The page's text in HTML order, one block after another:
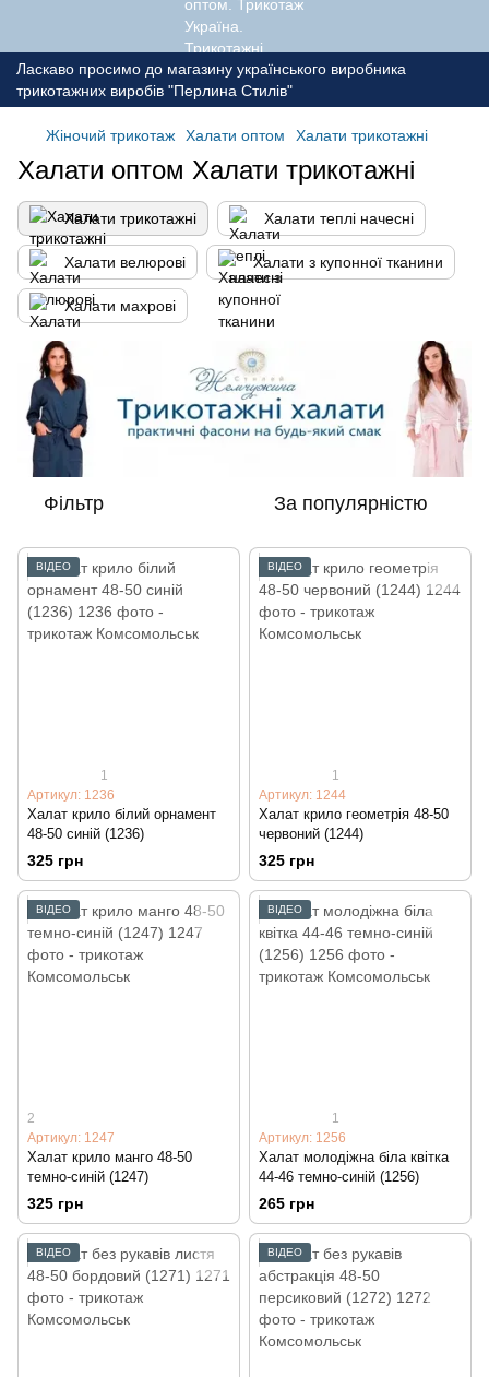
Ласкаво просимо до магазину українського виробника
трикотажних виробів "Перлина Стилів"
Жіночий трикотаж Халати оптом Халати трикотажні
Халати оптом Халати трикотажні
Халати трикотажні Халати теплі начесні
Халати велюрові Халати з купонної тканини
Халати махрові
Фільтр За популярністю
ВІДЕО
1
Артикул: 1236
Халат крило білий орнамент
48-50 синій (1236)
325 грн
ВІДЕО
1
Артикул: 1244
Халат крило геометрія 48-50
червоний (1244)
325 грн
ВІДЕО
2
Артикул: 1247
Халат крило манго 48-50
темно-синій (1247)
325 грн
ВІДЕО
1
Артикул: 1256
Халат молодіжна біла квітка
44-46 темно-синій (1256)
265 грн
ВІДЕО ВІДЕО